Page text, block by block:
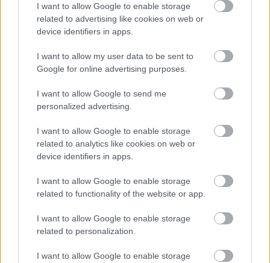
I want to allow Google to enable storage
related to advertising like cookies on web or
device identifiers in apps.
I want to allow my user data to be sent to
Google for online advertising purposes.
I want to allow Google to send me
personalized advertising.
I want to allow Google to enable storage
related to analytics like cookies on web or
device identifiers in apps.
I want to allow Google to enable storage
related to functionality of the website or app.
I want to allow Google to enable storage
related to personalization.
I want to allow Google to enable storage
(μαζί με την έμπνευση) στα στενά της Αθήνας, κι από τότε
μέχρι σήμερα δεν έχει σταματήσει να μεγαλώνει.
Αμετανόητα περίεργη, θα πάει με την ίδια ευκολία σε
συνοικιακά κουτούκια και σε τρέντι μπαρ, και θα σου μιλήσει
με τον ίδιο ενθουσιασμό για τα ταξίδια της, τα νέα της
και τις τελευταίες τάσεις σε διατροφή και άσκηση. Υπόσχεται
πως μόνο ό,τι αξίζει γίνεται byte.
Διαβάστε επίσης